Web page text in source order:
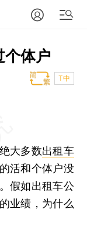
个体户
T中
大多数出租车
活和个体户没
假如出租车公
业绩，为什么